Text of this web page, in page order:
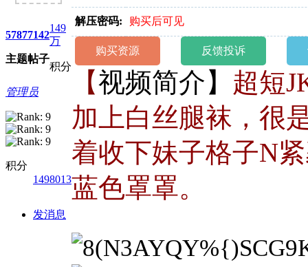
5787
主题
7142
帖子
149
万
积分
管理员
积分
1498013
发消息
解压密码: 购买后可见
购买资源 反馈投诉
【视频简介】 超短
加上白丝腿袜，很
着收下妹子格子N
蓝色罩罩。